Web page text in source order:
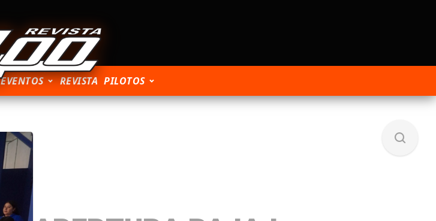
EVENTOS REVISTA PILOTOS